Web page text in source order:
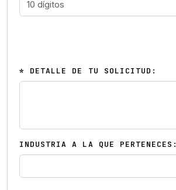
* DETALLE DE TU SOLICITUD:
INDUSTRIA A LA QUE PERTENECES: